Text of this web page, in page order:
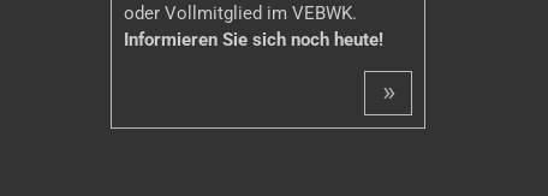
oder Vollmitglied im VEBWK.
Informieren Sie sich noch heute!
»